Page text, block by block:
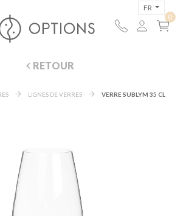
FR
RETOUR
LIGNES DE VERRES VERRE SUBLYM 35 CL